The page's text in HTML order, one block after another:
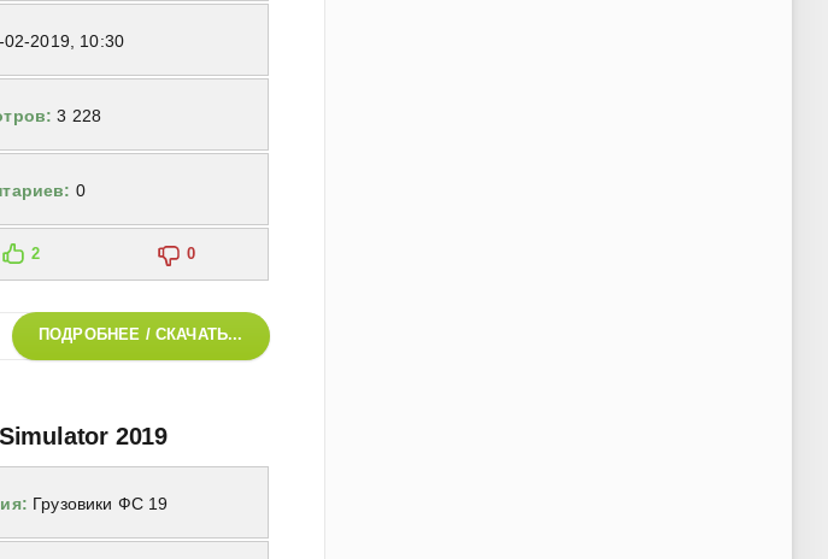
02-2019, 10:30
3 228
0
2 0
ПОДРОБНЕЕ / СКАЧАТЬ...
2019
Грузовики ФС 19